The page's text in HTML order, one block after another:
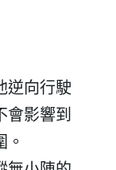
逆向行駛
會影響到